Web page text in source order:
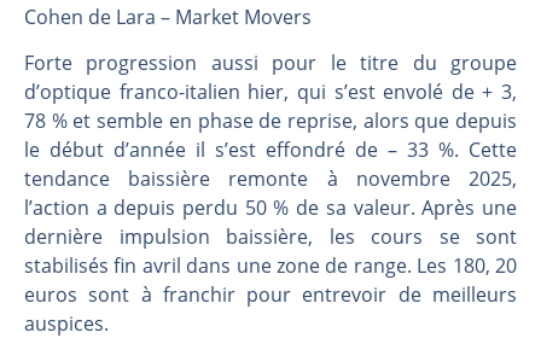
Pourquoi le monde entier vacille en même temps cette semaine ? | par Louis-Antoine Michelet
Cohen de Lara – Market Movers
Forte progression aussi pour le titre du groupe
d’optique franco-italien hier, qui s’est envolé de + 3,
78 % et semble en phase de reprise, alors que depuis
le début d’année il s’est effondré de – 33 %. Cette
tendance baissière remonte à novembre 2025,
l’action a depuis perdu 50 % de sa valeur. Après une
dernière impulsion baissière, les cours se sont
stabilisés fin avril dans une zone de range. Les 180, 20
euros sont à franchir pour entrevoir de meilleurs
auspices.